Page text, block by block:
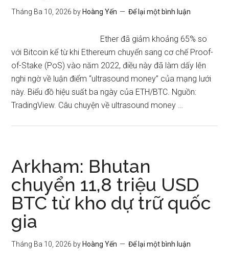
Tháng Ba 10, 2026 by Hoàng Yến Để lại một bình luận
Ether đã giảm khoảng 65% so
với Bitcoin kể từ khi Ethereum chuyển sang cơ chế Proof-
of-Stake (PoS) vào năm 2022, điều này đã làm dấy lên
nghi ngờ về luận điểm “ultrasound money” của mạng lưới
này. Biểu đồ hiệu suất ba ngày của ETH/BTC. Nguồn:
TradingView. Câu chuyện về ultrasound money …
Arkham: Bhutan
chuyển 11,8 triệu USD
BTC từ kho dự trữ quốc
gia
Tháng Ba 10, 2026 by Hoàng Yến Để lại một bình luận